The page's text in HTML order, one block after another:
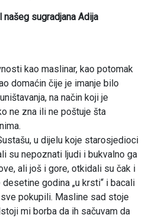
sugradjana Adija
kao maslinar, kao potomak
domaćin čije je imanje bilo
na način koji je
ne zna ili ne poštuje šta
u dijelu koje starosjedioci
su nepoznati ljudi i bukvalno ga
ali još i gore, otkidali su čak i
godina „u krsti“ i bacali
pokupili. Masline sad stoje
mi borba da ih sačuvam da